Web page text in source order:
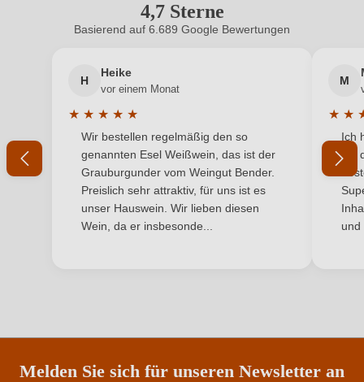
Bio-Kontrollstelle Shop
Hersteller Tenuta dell'Ugolino
Hersteller
Società Agricola Tenuta dell'Ugolino di Petrini e Foroni
S.S., Via Copparoni 32, 60031 Castelplanio, Italien
0,75 L
Neuer Kunde? Neuer Kunde?
Ihre E-Mail-Adresse
Ihr Passwort
Ich habe mein Passwort vergessen
4,7 Sterne
Durchschnittliche Bewertung von 4.7
Basierend auf 6.689 Google Bewertungen
H
Heike
vor einem Monat
★ ★ ★ ★ ★
Durchschnittliche Bewertung von 5 von 5 Sternen
Wir bestellen regelmäßig den so
genannten Esel Weißwein, das ist der
Grauburgunder vom Weingut Bender.
Preislich sehr attraktiv, für uns ist es
unser Hauswein. Wir lieben diesen
Wein, da er insbesonde...
M
★ ★
Ich
mit
und
Melden Sie sich für unseren Newsletter an